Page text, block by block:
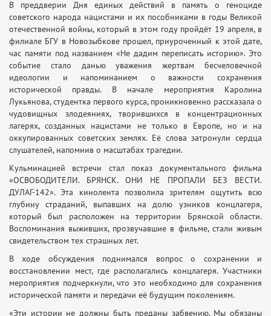
В преддверии Дня единых действий в память о геноциде
советского народа нацистами и их пособниками в годы Великой
отечественной войны, который в этом году пройдёт 19 апреля, в
филиале БГУ в Новозыбкове прошел, приуроченный к этой дате,
час памяти под названием «Не дадим переписать историю». Это
событие стало данью уважения жертвам бесчеловечной
идеологии и напоминанием о важности сохранения
исторической правды. В начале мероприятия Каролина
Лукьянова, студентка первого курса, проникновенно рассказала о
чудовищных злодеяниях, творившихся в концентрационных
лагерях, созданных нацистами не только в Европе, но и на
оккупированных советских землях. Её слова затронули сердца
слушателей, напомнив о масштабах трагедии.
Кульминацией встречи стал показ документального фильма
«ОСВОБОДИТЕЛИ. БРЯНСК. ОНИ НЕ ПРОПАЛИ БЕЗ ВЕСТИ.
ДУЛАГ-142». Эта кинолента позволила зрителям ощутить всю
глубину страданий, выпавших на долю узников концлагеря,
который был расположен на территории Брянской области.
Воспоминания выживших, прозвучавшие в фильме, стали живым
свидетельством тех страшных лет.
В ходе обсуждения поднимался вопрос о сохранении и
восстановлении мест, где располагались концлагеря. Участники
мероприятия подчеркнули, что это необходимо для сохранения
исторической памяти и передачи её будущим поколениям.
«Эти истории не должны быть преданы забвению. Мы обязаны